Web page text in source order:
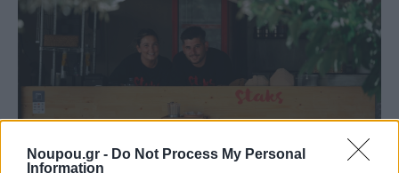
Noupou.gr - Do Not Process My Personal
Information